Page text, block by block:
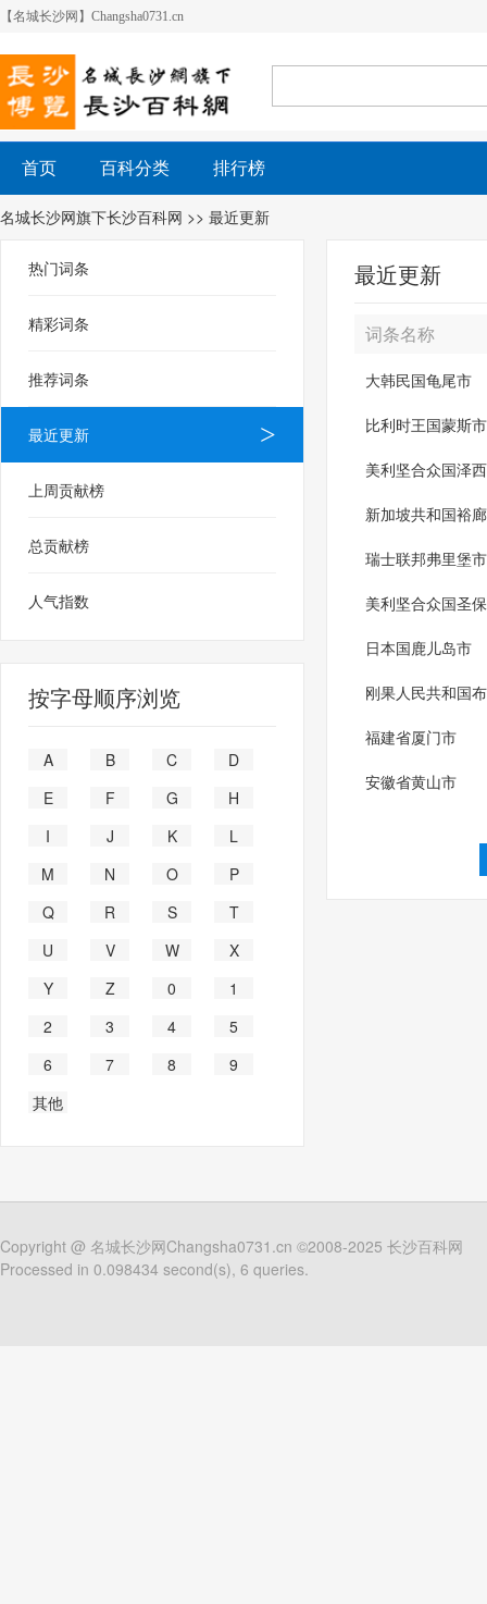
【名城长沙网】Changsha0731.cn
首页 百科分类 排行榜
名城长沙网旗下长沙百科网 >> 最近更新
最近更新
词条名称
大韩民国龟尾市
比利时王国蒙斯市
美利坚合众国泽
新加坡共和国裕
瑞士联邦弗里堡市
美利坚合众国圣
日本国鹿儿岛市
刚果人民共和国
福建省厦门市
安徽省黄山市
热门词条
精彩词条
推荐词条
最近更新
上周贡献榜
总贡献榜
人气指数
按字母顺序浏览
A B C
D
E
F G
H
I
J K
L
M
N O
P
Q
R S
T
U
V W
X
Y
Z 0
1
2
3 4
5
6
7 8
9
其他
Copyright @ 名城长沙网Changsha0731.cn ©2008-2025 长沙百科网
Processed in 0.098434 second(s), 6 queries.